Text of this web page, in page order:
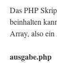
Das PHP
beinhalten
Array, also
ausgabe.php